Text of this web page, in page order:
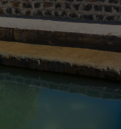
de
de Asia,
de ruta de
es posible
Centro de